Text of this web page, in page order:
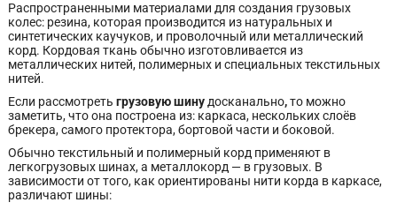
Распространенными материалами для создания грузовых
колес: резина, которая производится из натуральных и
синтетических каучуков, и проволочный или металлический
корд. Кордовая ткань обычно изготовливается из
металлических нитей, полимерных и специальных текстильных
нитей.
Если рассмотреть грузовую шину досканально,то можно
заметить, что она построена из: каркаса, нескольких слоёв
брекера, самого протектора, бортовой части и боковой.
Обычно текстильный и полимерный корд применяют в
легкогрузовых шинах, а металлокорд — в грузовых. В
зависимости от того, как ориентированы нити корда в каркасе,
различают шины: